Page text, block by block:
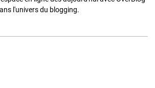
l'univers du blogging.